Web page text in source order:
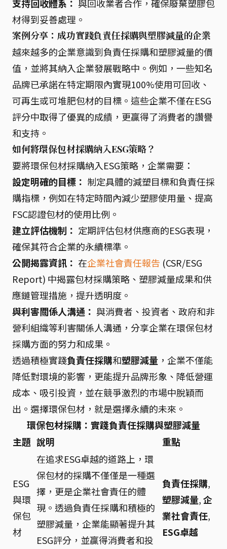
支持回收體系： 與回收業者合作，確保廢棄塑膠包
材得到妥善處理。
案例分享：成功實踐負責任採購與塑膠減量的企業
越來越多的企業意識到負責任採購和塑膠減量的價
值，並將其納入企業發展戰略中。例如，一些知名
品牌已承諾在特定期限內實現100%使用可回收、
可再生或可堆肥包材的目標。這些企業不僅在ESG
評分中取得了優異的成績，更贏得了消費者的讚譽
和支持。
如何將環保包材採購納入ESG策略？
要將環保包材採購納入ESG策略，企業需要：
設定明確的目標： 制定具體的減塑目標和負責任採
購指標，例如在特定時間內減少塑膠使用量、提高
FSC認證包材的使用比例。
建立評估機制： 定期評估包材供應商的ESG表現，
確保其符合企業的永續標準。
公開揭露資訊： 在企業社會責任報告 (CSR/ESG
Report) 中揭露包材採購策略、塑膠減量成果和供
應鏈管理措施，提升透明度。
與利害關係人溝通： 與消費者、投資者、政府和非
營利組織等利害關係人溝通，分享企業在環保包材
採購方面的努力和成果。
透過積極實踐負責任採購和塑膠減量 ，企業不僅能
降低對環境的影響，更能提升品牌形象、降低營運
成本、吸引投資，並在競爭激烈的市場中脫穎而
出。選擇環保包材，就是選擇永續的未來。
環保包材採購：實踐負責任採購與塑膠減量
主題 說明 重點
ESG
與環
保包
材
在追求ESG卓越的道路上，環
保包材的採購不僅僅是一種選
擇，更是企業社會責任的體
現。透過負責任採購和積極的
塑膠減量，企業能顯著提升其
ESG評分，並贏得消費者和投
負責任採購,
塑膠減量,企
業社會責任,
ESG卓越